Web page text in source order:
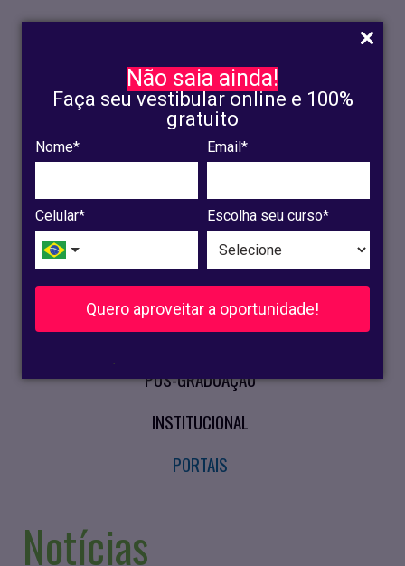
Não saia ainda!
Faça seu vestibular online e 100%
gratuito
Nome* Email*
Celular* Escolha seu curso*
Quero aproveitar a oportunidade!
.
INSCRIÇÃO
OLINDA
RECIFE
VESTIBULAR
CURSOS PRESENCIAIS
PÓS-GRADUAÇÃO
INSTITUCIONAL
PORTAIS
Notícias